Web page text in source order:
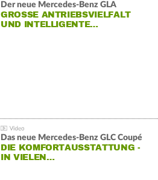
Der neue Mercedes-Benz GLA
GROSSE ANTRIEBSVIELFALT U
ND INTELLIGENTE…
Das neue Mercedes-Benz GLC Coupé
DIE KOMFORTAUSSTATTUNG -
IN VIELEN…